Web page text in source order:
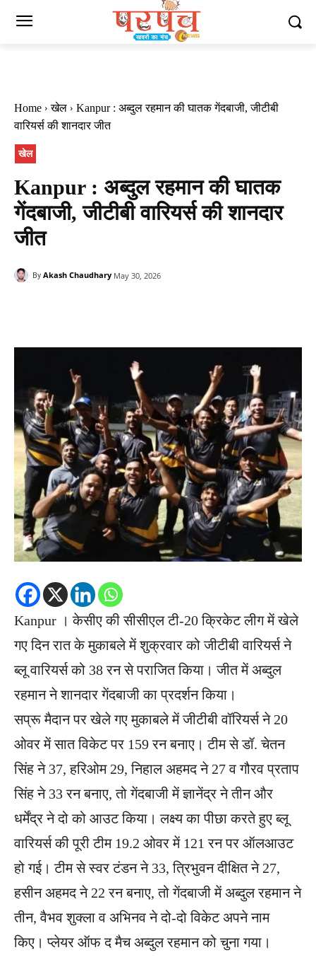
Home खेल
Kanpur : अब्दुल रहमान की घातक गेंदबाजी, जीटीबी
वारियर्स की शानदार जीत
खेल
Kanpur : अब्दुल रहमान की घातक
गेंदबाजी, जीटीबी वारियर्स की शानदार
जीत
By Akash Chaudhary May 30, 2026
Kanpur । केसीए की सीसीएल टी-20 क्रिकेट लीग में खेले
गए दिन रात के मुकाबले में शुक्रवार को जीटीबी वारियर्स ने
ब्लू वारियर्स को 38 रन से पराजित किया। जीत में अब्दुल
रहमान ने शानदार गेंदबाजी का प्रदर्शन किया।
सप्रू मैदान पर खेले गए मुकाबले में जीटीबी वॉरियर्स ने 20
ओवर में सात विकेट पर 159 रन बनाए। टीम से डॉ. चेतन
सिंह ने 37, हरिओम 29, निहाल अहमद ने 27 व गौरव प्रताप
सिंह ने 33 रन बनाए, तो गेंदबाजी में ज्ञानेंद्र ने तीन और
धर्मेंद्र ने दो को आउट किया। लक्ष्य का पीछा करते हुए ब्लू
वारियर्स की पूरी टीम 19.2 ओवर में 121 रन पर ऑलआउट
हो गई। टीम से स्वर टंडन ने 33, त्रिभुवन दी​क्षित ने 27,
हसीन अहमद ने 22 रन बनाए, तो गेंदबाजी में अब्दुल रहमान ने
तीन, वैभव शुक्ला व अ​भिनव ने दो-दो विकेट अपने नाम
किए। प्लेयर ऑफ द मैच अब्दुल रहमान को चुना गया।